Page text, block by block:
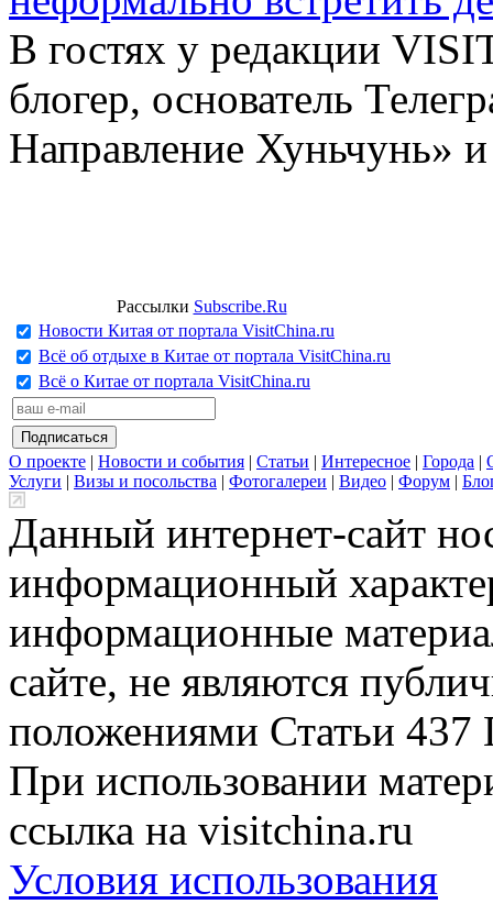
В гостях у редакции
блогер, основатель
Направление Хуньчунь»
Рассылки Subscribe.Ru
Новости Китая от портала VisitChina.ru
Всё об отдыхе в Китае от портала VisitChina.ru
Всё о Китае от портала VisitChina.ru
О проекте | Новости и события | Статьи | Интересное | Города |
Услуги | Визы и посольства | Фотогалереи | Видео | Форум |
Данный интернет-сайт
информационный
информационные
сайте, не являются
положениями Статьи 437
При использовании
ссылка на visitchina.ru
Условия использования